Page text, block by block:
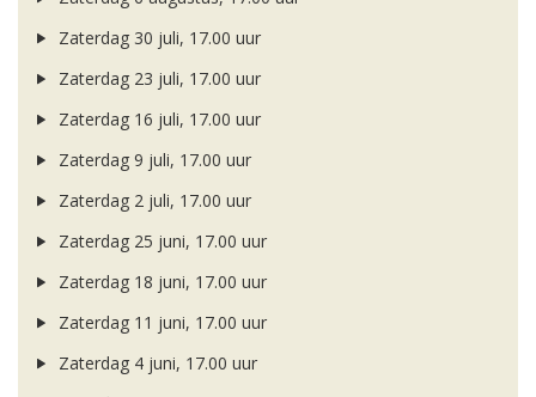
Zaterdag 30 juli, 17.00 uur
Zaterdag 23 juli, 17.00 uur
Zaterdag 16 juli, 17.00 uur
Zaterdag 9 juli, 17.00 uur
Zaterdag 2 juli, 17.00 uur
Zaterdag 25 juni, 17.00 uur
Zaterdag 18 juni, 17.00 uur
Zaterdag 11 juni, 17.00 uur
Zaterdag 4 juni, 17.00 uur